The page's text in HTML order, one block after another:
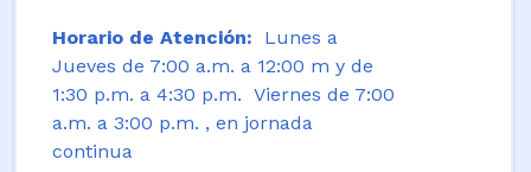
Horario de Atención:
Lunes a
Jueves de 7:00 a.m. a 12:00 m y de
1:30 p.m. a 4:30 p.m. Viernes de 7:00
a.m. a 3:00 p.m. , en jornada
continua